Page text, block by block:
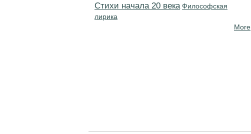
Cтихи начала 20 века Философская
лирика
More